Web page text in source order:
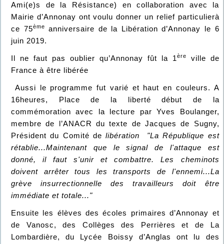
Ami(e)s de la Résistance) en collaboration avec la
Mairie d’Annonay ont voulu donner un relief particulierà
ce 75ème
anniversaire de la Libération d’Annonay le 6
juin 2019.
Il ne faut pas oublier qu’Annonay fût la 1ère
ville de
France à être libérée
Aussi le programme fut varié et haut en couleurs. A
16heures, Place de la liberté début de la
commémoration avec la lecture par Yves Boulanger,
membre de l’ANACR du texte de Jacques de Sugny,
Président du Comité delibération "La République est
rétablie...Maintenant que le signal de l'attaque est
donné, il faut s'unir et combattre. Les cheminots
doivent arrêter tous les transports de l'ennemi...La
grève insurrectionnelle des travailleurs doit être
immédiate et totale..."
Ensuite les élèves des écoles primaires d’Annonay et
de Vanosc, des Collèges des Perrières et de La
Lombardière, du Lycée Boissy d’Anglas ont lu des